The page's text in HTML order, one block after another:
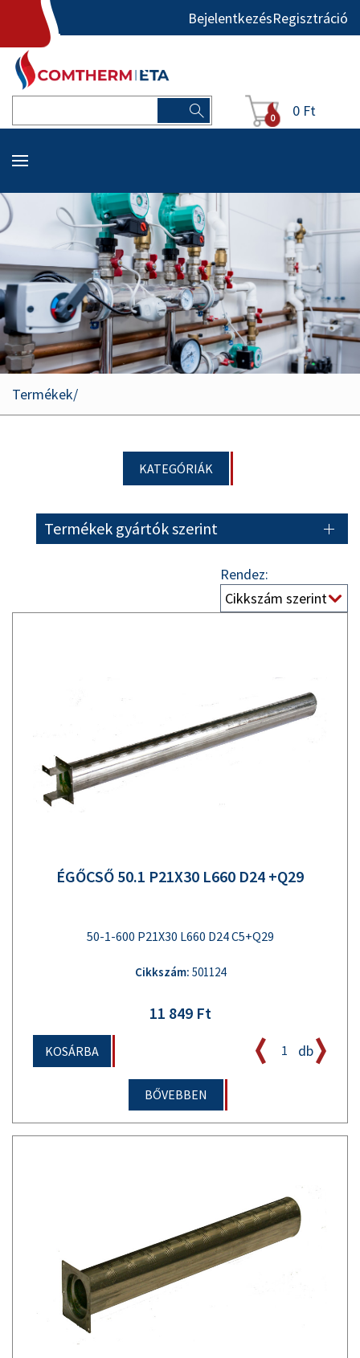
BejelentkezésRegisztráció
0 0 Ft
Termékek
KATEGÓRIÁK
Termékek gyártók szerint
Rendez:
ÉGŐCSŐ 50.1 P21X30 L660 D24 +Q29
50-1-600 P21X30 L660 D24 C5+Q29
Cikkszám: 501124
11 849 Ft
KOSÁRBA db
BŐVEBBEN